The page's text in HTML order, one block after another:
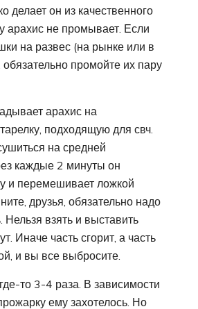
делает он из качественного
арахис не промывает. Если
на развес (на рынке или в
обязательно промойте их пару
арахис на
подходящую для свч.
на средней
каждые 2 минуты он
и перемешивает ложкой
друзья, обязательно надо
взять и выставить
Иначе часть сгорит, а часть
и вы все выбросите.
то 3-4 раза. В зависимости
ему захотелось. Но